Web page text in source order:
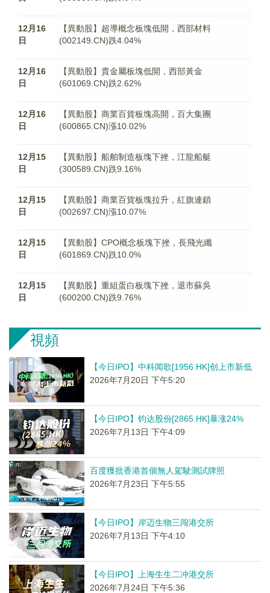
12月16
日
【異動股】超導概念板塊低開，西部材料
(002149.CN)跌4.04%
12月16
日
【異動股】貴金屬板塊低開，西部黃金
(601069.CN)跌2.62%
12月16
日
【異動股】商業百貨板塊高開，百大集團
(600865.CN)漲10.02%
12月15
日
【異動股】船舶制造板塊下挫，江龍船艇
(300589.CN)跌9.16%
12月15
日
【異動股】商業百貨板塊拉升，紅旗連鎖
(002697.CN)漲10.07%
12月15
日
【異動股】CPO概念板塊下挫，長飛光纖
(601869.CN)跌10.0%
12月15
日
【異動股】重組蛋白板塊下挫，退市蘇吳
(600200.CN)跌9.76%
視頻
【今日IPO】中科闻歌[1956.HK]创上市新低
2026年7月20日 下午5:20
【今日IPO】钧达股份[2865.HK]暴涨24%
2026年7月13日 下午4:09
百度獲批香港首個無人駕駛測試牌照
2026年7月23日 下午5:55
【今日IPO】岸迈生物三闯港交所
2026年7月13日 下午4:10
【今日IPO】上海生生二冲港交所
2026年7月24日 下午5:36